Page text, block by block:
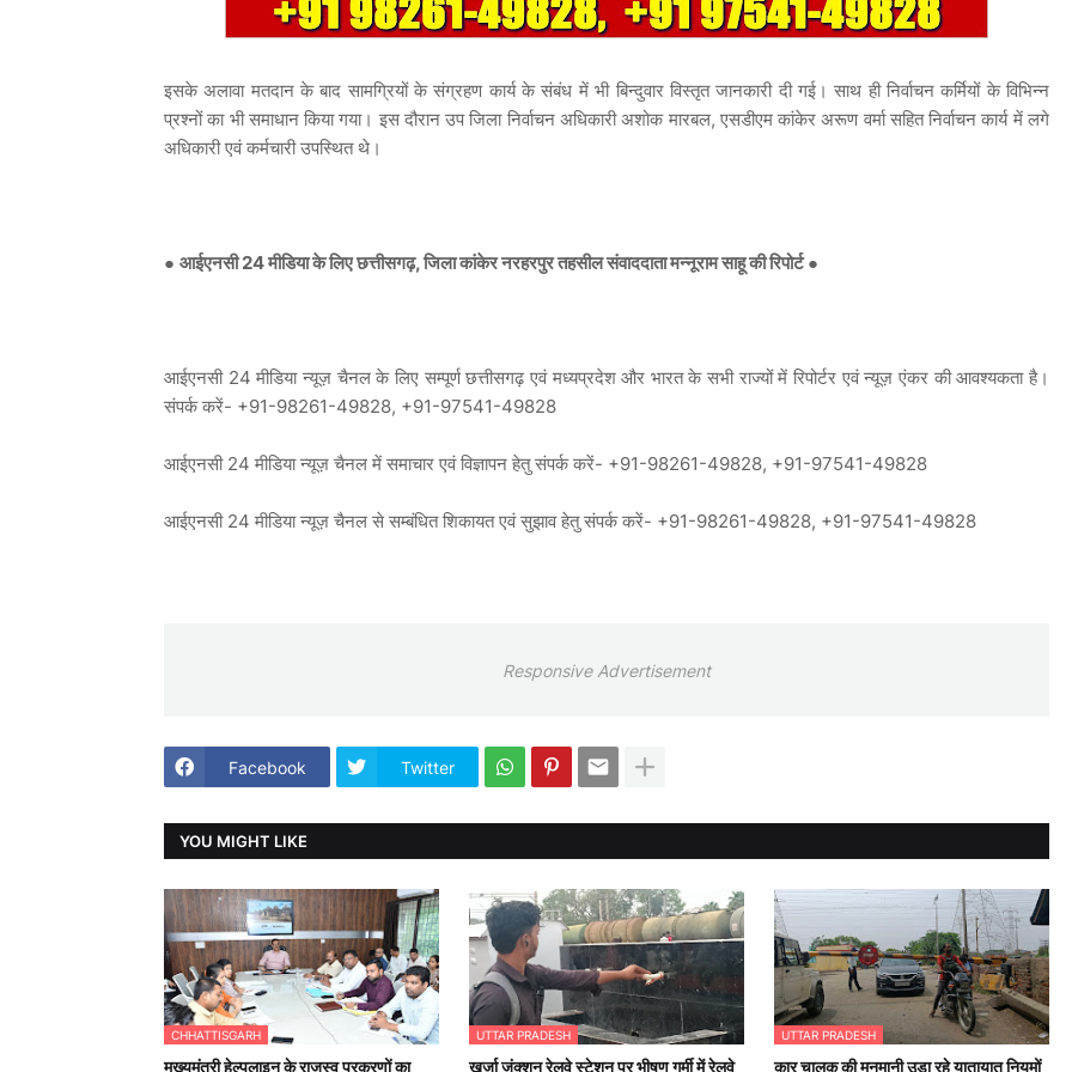
इसके अलावा मतदान के बाद सामग्रियों के संग्रहण कार्य के संबंध में भी बिन्दुवार विस्तृत जानकारी दी गई। साथ ही निर्वाचन कर्मियों के विभिन्न
प्रश्नों का भी समाधान किया गया। इस दौरान उप जिला निर्वाचन अधिकारी अशोक मारबल, एसडीएम कांकेर अरूण वर्मा सहित निर्वाचन कार्य में लगे
अधिकारी एवं कर्मचारी उपस्थित थे।
● आईएनसी 24 मीडिया के लिए छत्तीसगढ़, जिला कांकेर नरहरपुर तहसील संवाददाता मन्नूराम साहू की रिपोर्ट ●
आईएनसी 24 मीडिया न्यूज़ चैनल के लिए सम्पूर्ण छत्तीसगढ़ एवं मध्यप्रदेश और भारत के सभी राज्यों में रिपोर्टर एवं न्यूज़ एंकर की आवश्यकता है।
संपर्क करें- +91-98261-49828, +91-97541-49828
आईएनसी 24 मीडिया न्यूज़ चैनल में समाचार एवं विज्ञापन हेतु संपर्क करें- +91-98261-49828, +91-97541-49828
आईएनसी 24 मीडिया न्यूज़ चैनल से सम्बंधित शिकायत एवं सुझाव हेतु संपर्क करें- +91-98261-49828, +91-97541-49828
Responsive Advertisement
Facebook Twitter
YOU MIGHT LIKE
CHHATTISGARH
मुख्यमंत्री हेल्पलाइन के राजस्व प्रकरणों का
UTTAR PRADESH
खुर्जा जंक्शन रेलवे स्टेशन पर भीषण गर्मी में रेलवे
UTTAR PRADESH
कार चालक की मनमानी उड़ा रहे यातायात नियमों